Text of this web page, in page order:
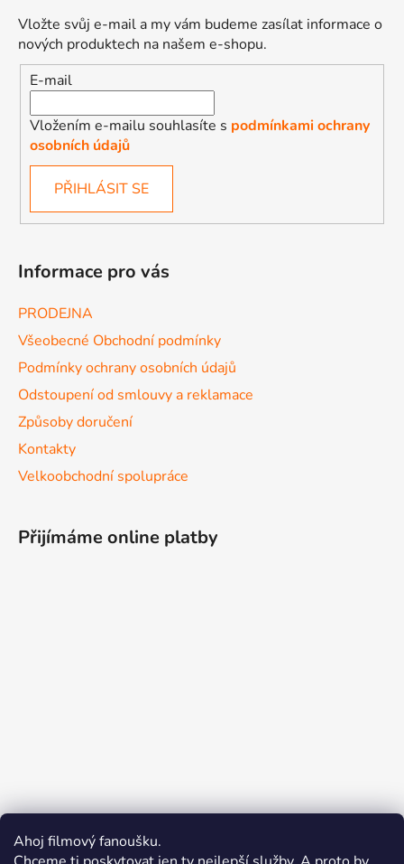
Ahoj filmový fanoušku.
Vložte svůj e-mail a my vám budeme zasílat informace o
nových produktech na našem e-shopu.
E-mail
Vložením e-mailu souhlasíte s podmínkami ochrany
osobních údajů
PŘIHLÁSIT SE
Informace pro vás
PRODEJNA
Všeobecné Obchodní podmínky
Podmínky ochrany osobních údajů
Odstoupení od smlouvy a reklamace
Způsoby doručení
Kontakty
Velkoobchodní spolupráce
Přijímáme online platby